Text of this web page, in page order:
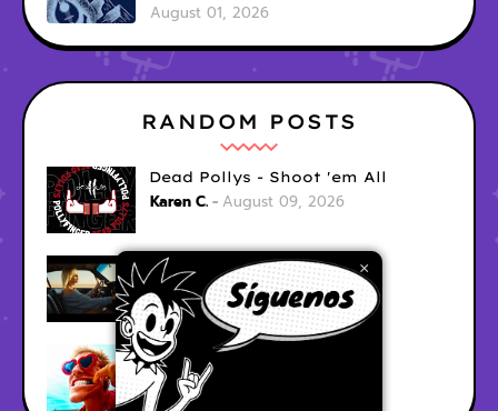
×
August 01, 2026
RANDOM POSTS
Dead Pollys - Shoot 'em All
Karen C. August 09, 2026
Gerina - Me Faltas Tu
Karen C. August 09, 2026
jak demo - trojan war
Karen C.